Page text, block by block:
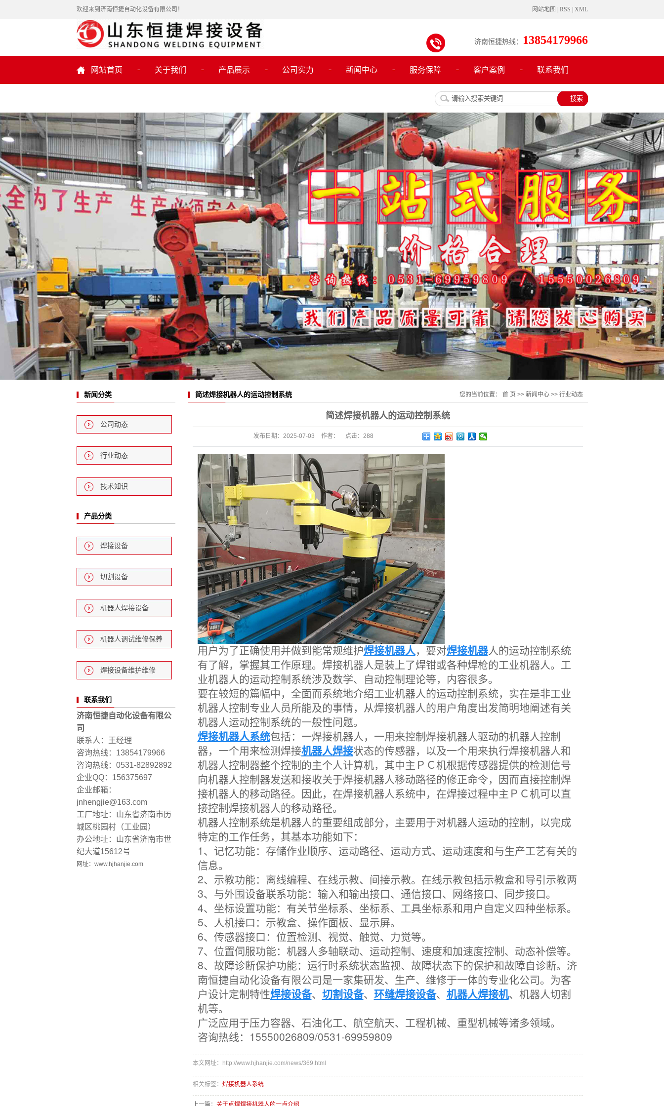
欢迎来到济南恒捷自动化设备有限公司！ 网站地图 RSS XML
济南恒捷热线： 13854179966
网站首页 关于我们
联系我们
产品展示
切割设备
机器人焊接设备
机器人调试维修保养
焊接设备维护维修
公司实力 新闻中心
行业动态
技术知识
服务保障 客户案例
客户案例
联系我们
新闻分类
公司动态
行业动态
技术知识
产品分类
焊接设备
切割设备
机器人焊接设备
机器人调试维修保养
焊接设备维护维修
联系我们
济南恒捷自动化设备有限公
司
联系人：王经理
咨询热线：13854179966
咨询热线：0531-82892892
企业QQ：156375697
企业邮箱：
jnhengjie@163.com
工厂地址：山东省济南市历
城区桃园村（工业园）
办公地址：山东省济南市世
纪大道15612号
网址： www.hjhanjie.com
简述焊接机器人的运动控制系统 您的当前位置： 首 页 >> 新闻中心>> 行业动态
简述焊接机器人的运动控制系统
发布日期： 2025-07-03 作者： 点击： 288
用户为了正确使用并做到能常规维护焊接机器人，要对焊接机器人的运动控制系统
有了解，掌握其工作原理。焊接机器人是装上了焊钳或各种焊枪的工业机器人。工
业机器人的运动控制系统涉及数学、自动控制理论等，内容很多。
要在较短的篇幅中，全面而系统地介绍工业机器人的运动控制系统，实在是非工业
机器人控制专业人员所能及的事情，从焊接机器人的用户角度出发简明地阐述有关
机器人运动控制系统的一般性问题。
焊接机器人系统包括：一焊接机器人，一用来控制焊接机器人驱动的机器人控制
器，一个用来检测焊接机器人焊接状态的传感器，以及一个用来执行焊接机器人和
机器人控制器整个控制的主个人计算机，其中主ＰＣ机根据传感器提供的检测信号
向机器人控制器发送和接收关于焊接机器人移动路径的修正命令，因而直接控制焊
接机器人的移动路径。因此，在焊接机器人系统中，在焊接过程中主ＰＣ机可以直
接控制焊接机器人的移动路径。
机器人控制系统是机器人的重要组成部分，主要用于对机器人运动的控制，以完成
特定的工作任务，其基本功能如下：
1、记忆功能：存储作业顺序、运动路径、运动方式、运动速度和与生产工艺有关的
信息。
2、示教功能：离线编程、在线示教、间接示教。在线示教包括示教盒和导引示教两
3、与外围设备联系功能：输入和输出接口、通信接口、网络接口、同步接口。
4、坐标设置功能：有关节坐标系、 坐标系、工具坐标系和用户自定义四种坐标系。
5、人机接口：示教盒、操作面板、显示屏。
6、传感器接口：位置检测、视觉、触觉、力觉等。
7、位置伺服功能：机器人多轴联动、运动控制、速度和加速度控制、动态补偿等。
8、故障诊断保护功能：运行时系统状态监视、故障状态下的保护和故障自诊断。济
南恒捷自动化设备有限公司是一家集研发、生产、维修于一体的专业化公司。为客
户设计定制特性焊接设备、 切割设备、 环缝焊接设备、 机器人焊接机、机器人切割
机等。
广泛应用于压力容器、石油化工、航空航天、工程机械、重型机械等诸多领域。
咨询热线：15550026809/0531-69959809
本文网址：http://www.hjhanjie.com/news/369.html
相关标签： 焊接机器人系统
上一篇： 关于点焊焊接机器人的一点介绍